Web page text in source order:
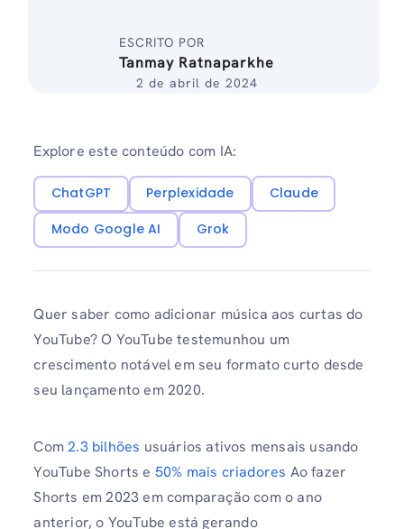
ESCRITO POR
Tanmay Ratnaparkhe
2 de abril de 2024
Explore este conteúdo com IA:
ChatGPT Perplexidade
Claude
Modo Google AI
Grok
Quer saber como adicionar música aos curtas do
YouTube? O YouTube testemunhou um
crescimento notável em seu formato curto desde
seu lançamento em 2020.
Com2.3 bilhões usuários ativos mensais usando
YouTube Shorts e 50% mais criadores Ao fazer
Shorts em 2023 em comparação com o ano
anterior, o YouTube está gerando